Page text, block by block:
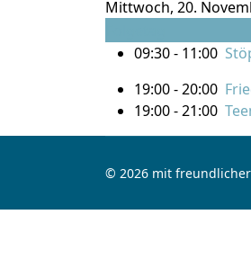
Mittwoch, 20.
09:30 - 11:00
19:00 - 20:00
19:00 - 21:00
© 2026 mit